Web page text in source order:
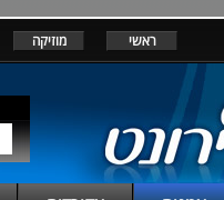
ראשי מוזיקה